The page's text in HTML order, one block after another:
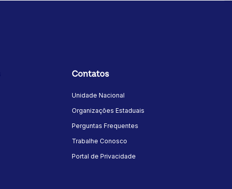
Contatos
Unidade Nacional
Organizações Estaduais
Perguntas Frequentes
Trabalhe Conosco
Portal de Privacidade